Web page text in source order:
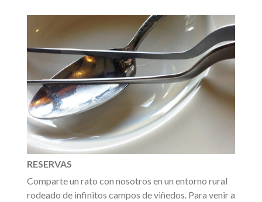
RESERVAS
Comparte un rato con nosotros en un entorno rural
rodeado de infinitos campos de viñedos. Para venir a